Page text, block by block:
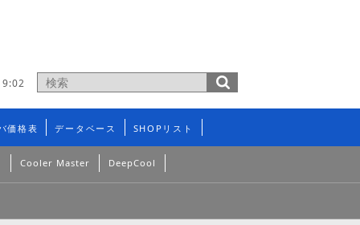
価格表 データベース SHOPリスト
Cooler Master DeepCool